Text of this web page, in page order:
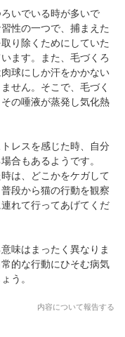
いでいる時が多いで
性の一つで、捕まえた
り除くためにしていた
ます。また、毛づくろ
球にしか汗をかかない
せん。そこで、毛づく
の唾液が蒸発し気化熱
レスを感じた時、自分
合もあるようです。
は、どこかをケガして
段から猫の行動を観察
れて行ってあげてくだ
味はまったく異なりま
的な行動にひそむ病気
う。
内容について報告する